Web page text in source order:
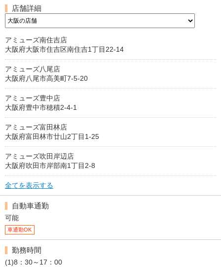
店舗詳細
アミューズ南住吉店
大阪府大阪市住吉区南住吉1丁目22-14
アミューズ八尾店
大阪府八尾市高美町7-5-20
アミューズ豊中店
大阪府豊中市穂積2-4-1
アミューズ富田林店
大阪府富田林市廿山2丁目1-25
アミューズ吹田岸辺店
大阪府吹田市岸部南1丁目2-8
全てを表示する
自動車通勤
可能
車通勤OK
勤務時間
(1)8：30～17：00